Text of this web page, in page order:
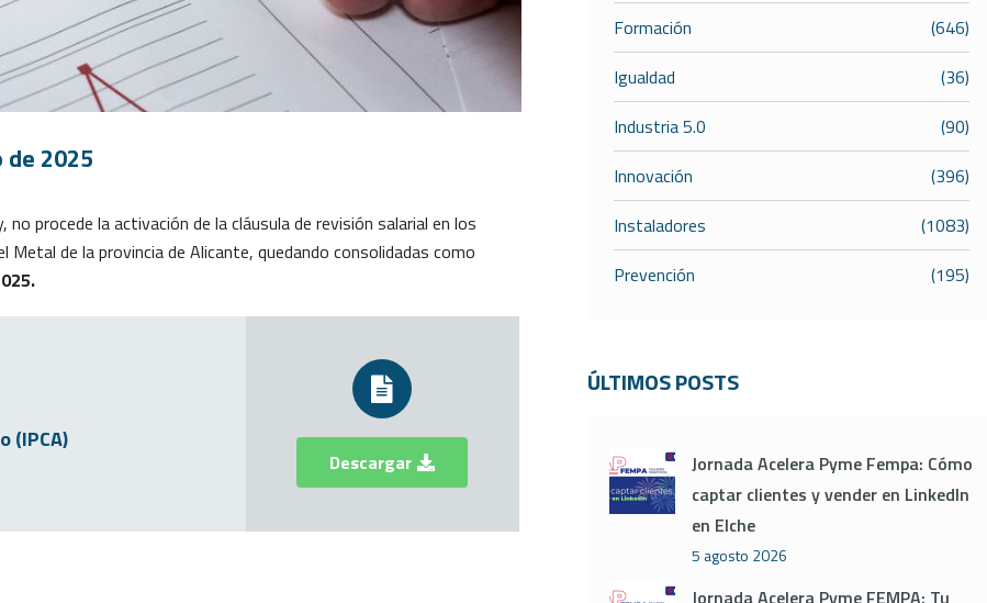
2025
no procede la activación de la cláusula de revisión salarial en los
de la provincia de Alicante, quedando consolidadas como
(IPCA)
Descargar
Formación
(646)
Igualdad
(36)
Industria 5.0
(90)
Innovación
(396)
Instaladores
(1083)
Prevención
(195)
ÚLTIMOS POSTS
Jornada Acelera Pyme Fempa: Cómo
captar clientes y vender en LinkedIn
en Elche
5 agosto 2026
Jornada Acelera Pyme FEMPA: Tu